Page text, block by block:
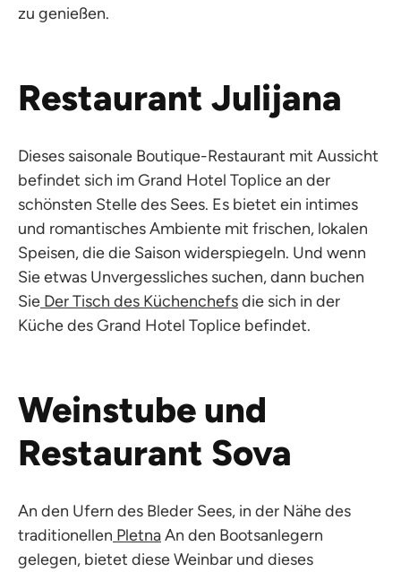
zu genießen.
Restaurant Julijana
Dieses saisonale Boutique-Restaurant mit Aussicht
befindet sich im Grand Hotel Toplice an der
schönsten Stelle des Sees. Es bietet ein intimes
und romantisches Ambiente mit frischen, lokalen
Speisen, die die Saison widerspiegeln. Und wenn
Sie etwas Unvergessliches suchen, dann buchen
Sie Der Tisch des Küchenchefsdie sich in der
Küche des Grand Hotel Toplice befindet.
Weinstube und
Restaurant Sova
An den Ufern des Bleder Sees, in der Nähe des
traditionellen PletnaAn den Bootsanlegern
gelegen, bietet diese Weinbar und dieses